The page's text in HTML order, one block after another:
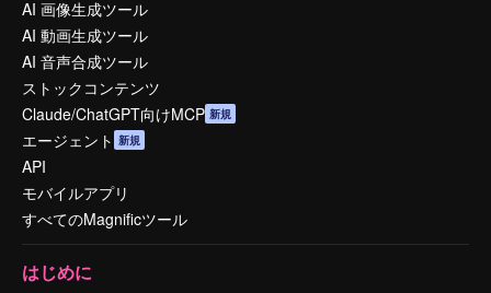
AI 画像生成ツール
AI 動画生成ツール
AI 音声合成ツール
ストックコンテンツ
Claude/ChatGPT向けMCP 新規
エージェント 新規
API
モバイルアプリ
すべてのMagnificツール
はじめに